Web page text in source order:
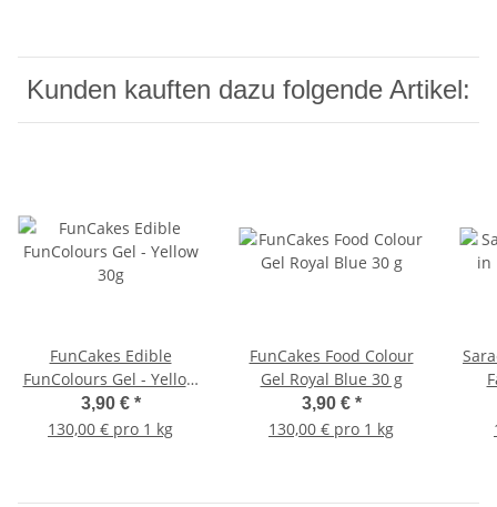
Kunden kauften dazu folgende Artikel:
FunCakes Edible
FunColours Gel - Yellow
30g
3,90 € *
130,00 € pro 1 kg
FunCakes Food Colour
Gel Royal Blue 30 g
3,90 € *
130,00 € pro 1 kg